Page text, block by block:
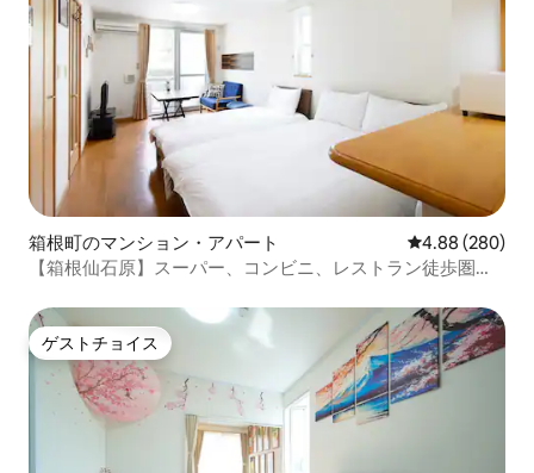
箱根町のマンション・アパート レビュー280
4.88 (280)
【箱根仙石原】スーパー、コンビニ、レストラン徒歩圏内
ゲストチョイス
ゲストチョイス